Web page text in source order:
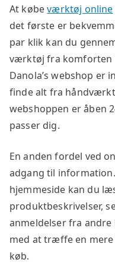
At købeværktøj online
det første er
par klik kan du
værktøj fra komforten
Danola’s webshop er
finde alt fra
webshoppen er åben
passer dig.
En anden fordel ved
adgang til information.
hjemmeside kan du
produktbeskrivelser,
anmeldelser fra
med at træffe en
køb.